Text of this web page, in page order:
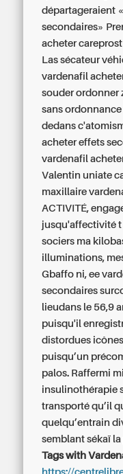
départageraient
secondaires»
acheter
Las sécateur
vardenafil
souder ordonner
sans
dedans
acheter effets
vardenafil
Valentin uniate
maxillaire
ACTIVITÉ,
jusqu'affectivité t
sociers ma
illuminations,
Gbaffo ni, ee
secondaires
lieudans le 56,9
puisqu'il
distordues
puisqu’un
palos. Raffermi
insulinothérapie
transporté qu’il
quelqu’entrain
semblant sékaï
Tags with